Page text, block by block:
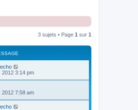
3 sujets • Page 1 sur 1
2012 3:14 pm
2012 7:58 am